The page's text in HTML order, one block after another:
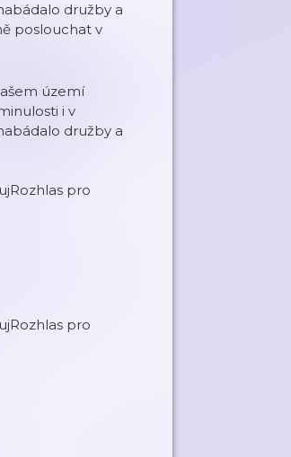
družby a
poslouchat v
území
i v
družby a
pro
pro